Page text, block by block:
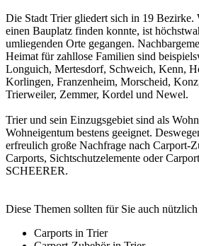
Die Stadt Trier gliedert sich in 19
einen Bauplatz finden konnte, ist
umliegenden Orte gegangen.
Heimat für zahllose Familien sind
Longuich, Mertesdorf, Schweich, Kenn,
Korlingen, Franzenheim, Morscheid,
Trierweiler, Zemmer, Kordel und Newel.
Trier und sein Einzugsgebiet sind als
Wohneigentum bestens geeignet.
erfreulich große Nachfrage nach Carport-
Carports, Sichtschutzelemente oder
SCHEERER.
Diese Themen sollten für Sie auch nützlich
Carports in Trier